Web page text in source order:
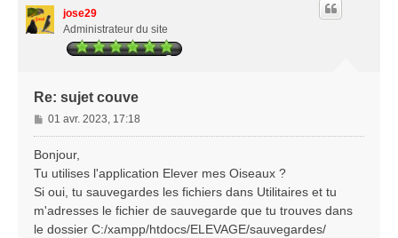
jose29
Administrateur du site
Re: sujet couve
M
e
s
g
e
01 avr. 2023, 17:18
Bonjour,
Tu utilises l'application Elever mes Oiseaux ?
Si oui, tu sauvegardes les fichiers dans Utilitaires et tu
m'adresses le fichier de sauvegarde que tu trouves dans
le dossier C:/xampp/htdocs/ELEVAGE/sauvegardes/